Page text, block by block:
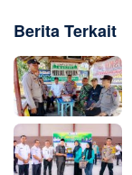
Berita Terkait